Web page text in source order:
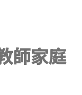
師家庭